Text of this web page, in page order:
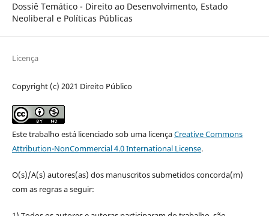
Dossiê Temático - Direito ao Desenvolvimento, Estado
Neoliberal e Políticas Públicas
Licença
Copyright (c) 2021 Direito Público
Este trabalho está licenciado sob uma licençaCreative Commons
Attribution-NonCommercial 4.0 International License.
O(s)/A(s) autores(as) dos manuscritos submetidos concorda(m)
com as regras a seguir: